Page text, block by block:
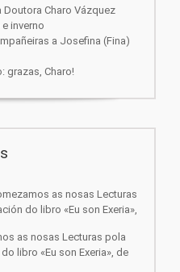
Doutora Charo Vázquez
inverno
a Josefina (Fina)
grazas, Charo!
as nosas Lecturas
do libro «Eu son Exeria»,
as nosas Lecturas pola
libro «Eu son Exeria», de